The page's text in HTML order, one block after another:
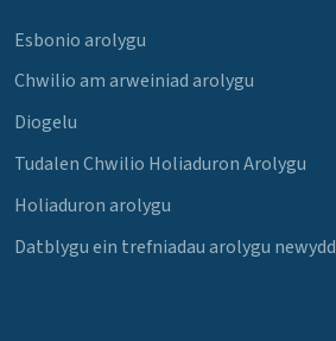
Esbonio arolygu
Chwilio am arweiniad arolygu
Diogelu
Tudalen Chwilio Holiaduron Arolygu
Holiaduron arolygu
Datblygu ein trefniadau arolygu newydd